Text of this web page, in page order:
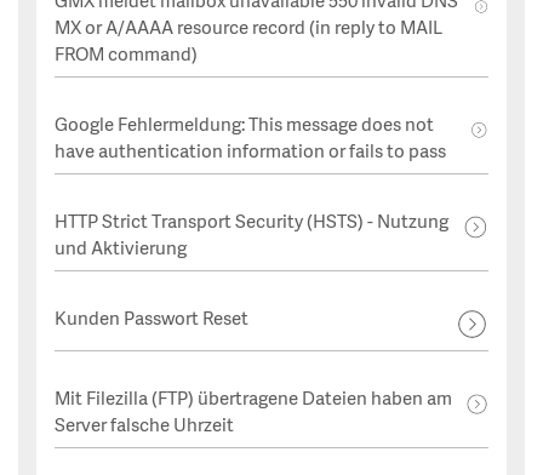
MX or A/AAAA resource record (in reply to MAIL
FROM command)
Google Fehlermeldung: This message does not
have authentication information or fails to pass
HTTP Strict Transport Security (HSTS) - Nutzung
und Aktivierung
Kunden Passwort Reset
Mit Filezilla (FTP) übertragene Dateien haben am
Server falsche Uhrzeit